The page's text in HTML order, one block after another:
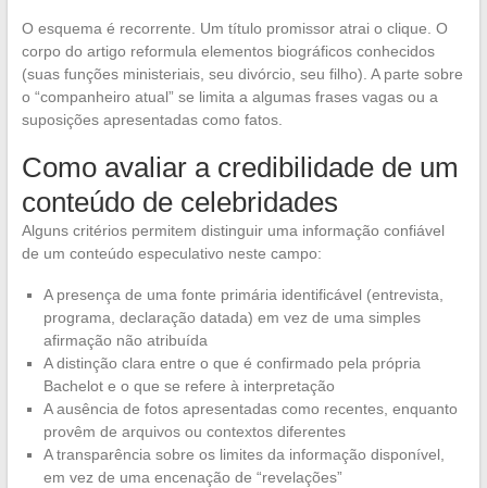
O esquema é recorrente. Um título promissor atrai o clique. O
corpo do artigo reformula elementos biográficos conhecidos
(suas funções ministeriais, seu divórcio, seu filho). A parte sobre
o “companheiro atual” se limita a algumas frases vagas ou a
suposições apresentadas como fatos.
Como avaliar a credibilidade de um
conteúdo de celebridades
Alguns critérios permitem distinguir uma informação confiável
de um conteúdo especulativo neste campo:
A presença de uma fonte primária identificável (entrevista,
programa, declaração datada) em vez de uma simples
afirmação não atribuída
A distinção clara entre o que é confirmado pela própria
Bachelot e o que se refere à interpretação
A ausência de fotos apresentadas como recentes, enquanto
provêm de arquivos ou contextos diferentes
A transparência sobre os limites da informação disponível,
em vez de uma encenação de “revelações”